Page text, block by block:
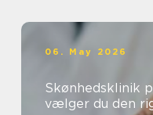
06. May 2026
Skønhedsklinik
vælger du den